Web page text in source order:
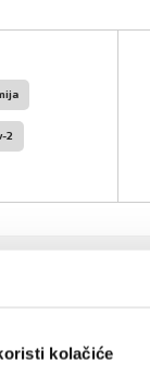
kolačiće
2